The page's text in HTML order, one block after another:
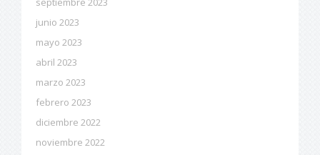
junio 2023
mayo 2023
abril 2023
marzo 2023
febrero 2023
diciembre 2022
noviembre 2022